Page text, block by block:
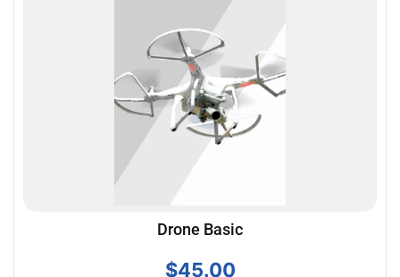
Drone Basic
$45.00